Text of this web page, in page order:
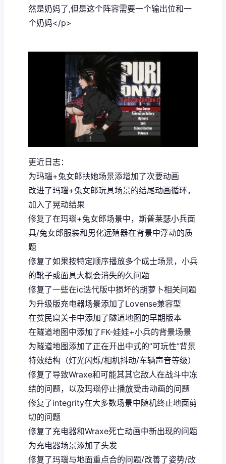
然是奶妈了,但是这个阵容需要一个输出位和一
个奶妈</p>
更近日志：
为玛瑙+兔女郎扶她场景添增加了次要动画
改进了玛瑙+兔女郎玩具场景的结尾动画循环，
加入了晃动结果
修复了在玛瑙+兔女郎场景中，斯普莱瑟小兵面
具/兔女郎服装和男化远殖器在背景中浮动的质
题
修复了如果按特定顺序播放多个成士场景，小兵
的靴子或面具大概会消失的久问题
修复了一些在ic迭代版中损坏的胡萝卜相关问题
为升级版充电器场景添加了Lovense兼容型
在贫民窟关卡中添加了隧道地图的早期版本
在隧道地图中添加了FK-娃娃+小兵的背景场景
为隧道地图添加了正在开出中式的”可玩性”背景
特效结构（灯光闪烁/相机抖动/车辆声音等级）
修复了导致Wraxe和可能其其它敌人在战斗中冻
结的问题，以及玛瑙停止播放受击动画的问题
修复了integrity在大多数场景中随机终止地面剪
切的问题
修复了充电器和Wraxe死亡动画中新出现的问题
为充电器场景添加了头发
修复了玛瑙与地面重点合的问题/改善了姿势/改